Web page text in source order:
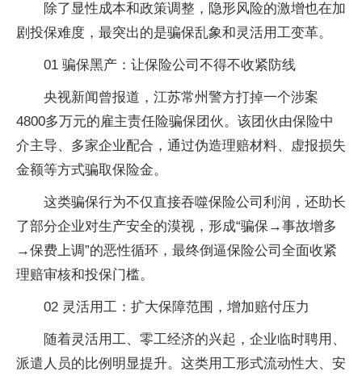
除了显性成本和政策调整，隐形风险的激增也在加
剧投保难度，最突出的是骗保乱象和灵活用工变革。
01 骗保黑产：让保险公司不得不收紧防线
央视新闻曾报道，江苏常州警方打掉一个涉案
4800多万元的雇主责任险骗保团伙。该团伙由保险中
介主导、多家企业配合，通过伪造理赔材料、虚报损失
金额等方式骗取保险金。
这类骗保行为不仅直接吞噬保险公司利润，还助长
了部分企业对生产安全的漠视，形成“骗保→事故增多
→保费上调”的恶性循环，最终倒逼保险公司全面收紧
理赔审核和投保门槛。
02 灵活用工：扩大保障范围，增加赔付压力
随着灵活用工、零工经济的兴起，企业临时聘用、
派遣人员的比例明显提升。这类用工形式流动性大、安